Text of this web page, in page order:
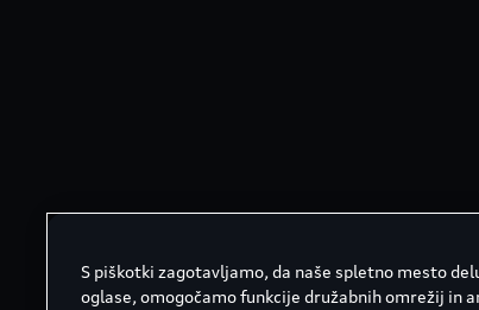
S piškotki zagotavljamo, da naše spletno mesto
oglase, omogočamo funkcije družabnih omrežij in